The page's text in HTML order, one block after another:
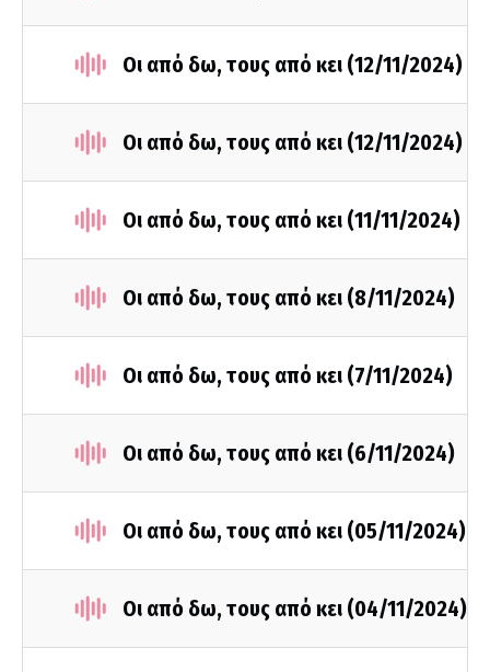
Οι από δω, τους από κει (12/11/2024)
Οι από δω, τους από κει (12/11/2024)
Οι από δω, τους από κει (11/11/2024)
Οι από δω, τους από κει (8/11/2024)
Οι από δω, τους από κει (7/11/2024)
Οι από δω, τους από κει (6/11/2024)
Οι από δω, τους από κει (05/11/2024)
Οι από δω, τους από κει (04/11/2024)